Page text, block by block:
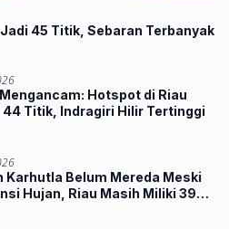
45 Titik, Sebaran Terbanyak
Hotspot di Riau
44 Titik, Indragiri Hilir Tertinggi
Karhutla Belum Mereda Meski
Hujan, Riau Masih Miliki 39